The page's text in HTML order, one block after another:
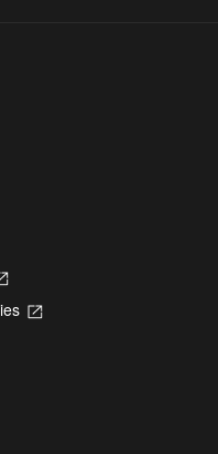
Opens
a
Opens